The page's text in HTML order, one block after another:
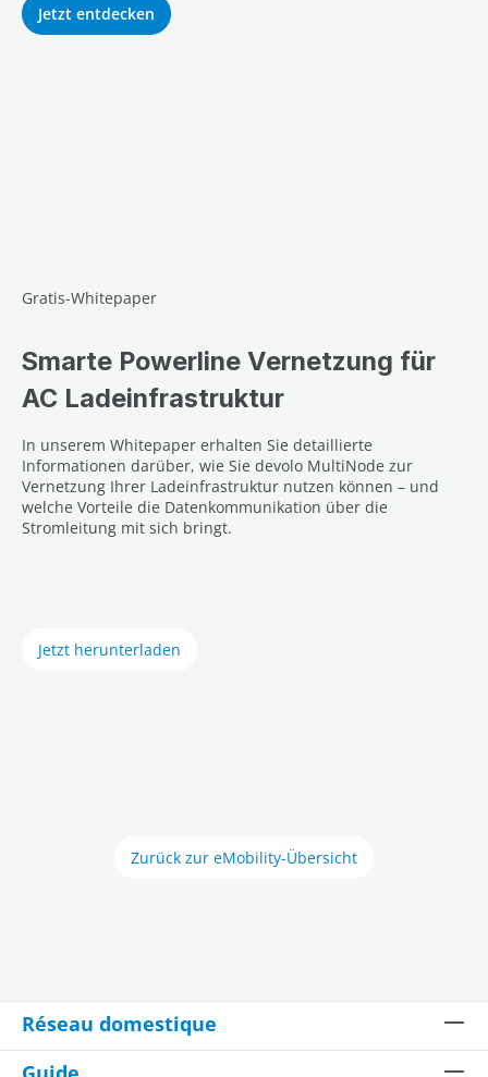
Jetzt entdecken
Gratis-Whitepaper
Smarte Powerline Vernetzung für
AC Ladeinfrastruktur
In unserem Whitepaper erhalten Sie detaillierte
Informationen darüber, wie Sie devolo MultiNode zur
Vernetzung Ihrer Ladeinfrastruktur nutzen können – und
welche Vorteile die Datenkommunikation über die
Stromleitung mit sich bringt.
Jetzt herunterladen
Zurück zur eMobility-Übersicht
Réseau domestique